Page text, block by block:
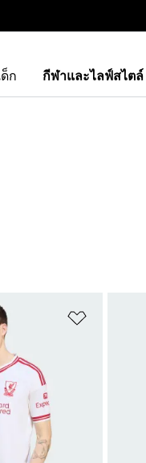
ด็ก กีฬาและไลฟ์สไตล์
เพิ่มไปยั